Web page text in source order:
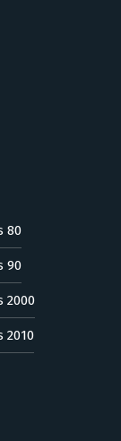
80
90
2000
2010